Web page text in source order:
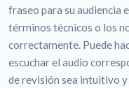
fraseo para su audiencia
términos técnicos o los
correctamente. Puede
escuchar el audio
de revisión sea intuitivo